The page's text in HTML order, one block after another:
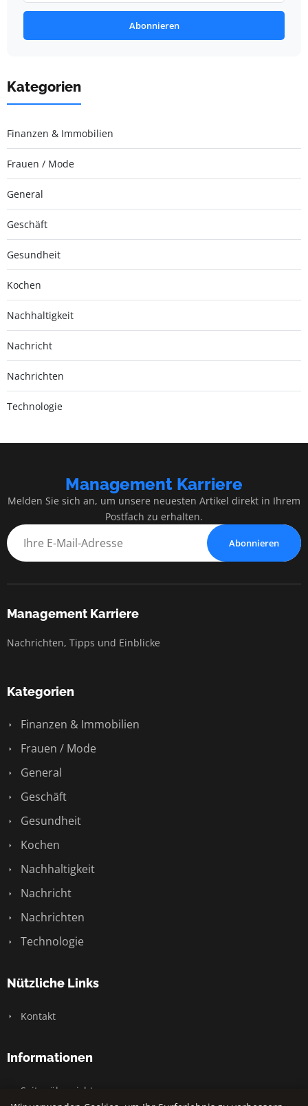
Abonnieren
Kategorien
Finanzen & Immobilien
Frauen / Mode
General
Geschäft
Gesundheit
Kochen
Nachhaltigkeit
Nachricht
Nachrichten
Technologie
Management Karriere
Melden Sie sich an, um unsere neuesten Artikel direkt in Ihrem
Postfach zu erhalten.
Abonnieren
Management Karriere
Nachrichten, Tipps und Einblicke
Kategorien
Finanzen & Immobilien
Frauen / Mode
General
Geschäft
Gesundheit
Kochen
Nachhaltigkeit
Nachricht
Nachrichten
Technologie
Nützliche Links
Kontakt
Informationen
Seitenübersicht